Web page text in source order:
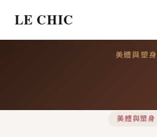
LE CHIC
美體與塑身
美體與塑身